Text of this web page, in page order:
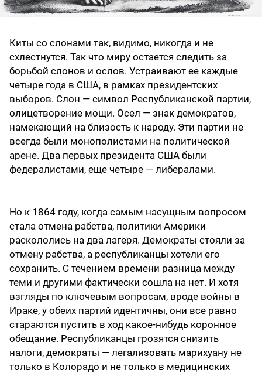
Киты со слонами так, видимо, никогда и не
схлестнутся. Так что миру остается следить за
борьбой слонов и ослов. Устраивают ее каждые
четыре года в США, в рамках президентских
выборов. Слон — символ Республиканской партии,
олицетворение мощи. Осел — знак демократов,
намекающий на близость к народу. Эти партии не
всегда были монополистами на политической
арене. Два первых президента США были
федералистами, еще четыре — либералами.
Но к 1864 году, когда самым насущным вопросом
стала отмена рабства, политики Америки
раскололись на два лагеря. Демократы стояли за
отмену рабства, а республиканцы хотели его
сохранить. С течением времени разница между
теми и другими фактически сошла на нет. И хотя
взгляды по ключевым вопросам, вроде войны в
Ираке, у обеих партий идентичны, они все равно
стараются пустить в ход какое-нибудь коронное
обещание. Республиканцы грозятся снизить
налоги, демократы — легализовать марихуану не
только в Колорадо и не только в медицинских